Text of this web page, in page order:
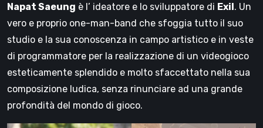
Napat Saeung è l’ ideatore e lo sviluppatore di Exil. Un
vero e proprio one-man-band che sfoggia tutto il suo
studio e la sua conoscenza in campo artistico e in veste
di programmatore per la realizzazione di un videogioco
esteticamente splendido e molto sfaccettato nella sua
composizione ludica, senza rinunciare ad una grande
profondità del mondo di gioco.